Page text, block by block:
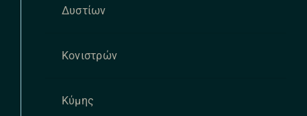
Δυστίων
Κονιστρών
Κύμης